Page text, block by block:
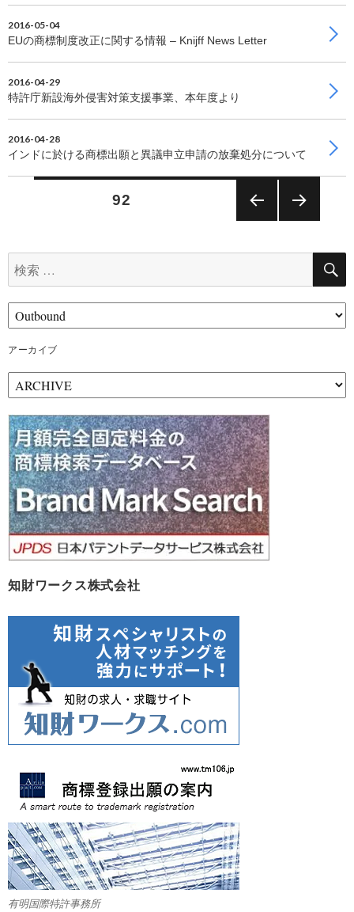
2016-05-04
EUの商標制度改正に関する情報 – Knijff News Letter
2016-04-29
特許庁新設海外侵害対策支援事業、本年度より
2016-04-28
インドに於ける商標出願と異議申立申請の放棄処分について
ナ
ビ
ゲ
ー
シ
ョ
ン
固定ページ92
索:
アーカイブ
ー
カ
イ
ブ
知財ワークス株式会社
有明国際特許事務所